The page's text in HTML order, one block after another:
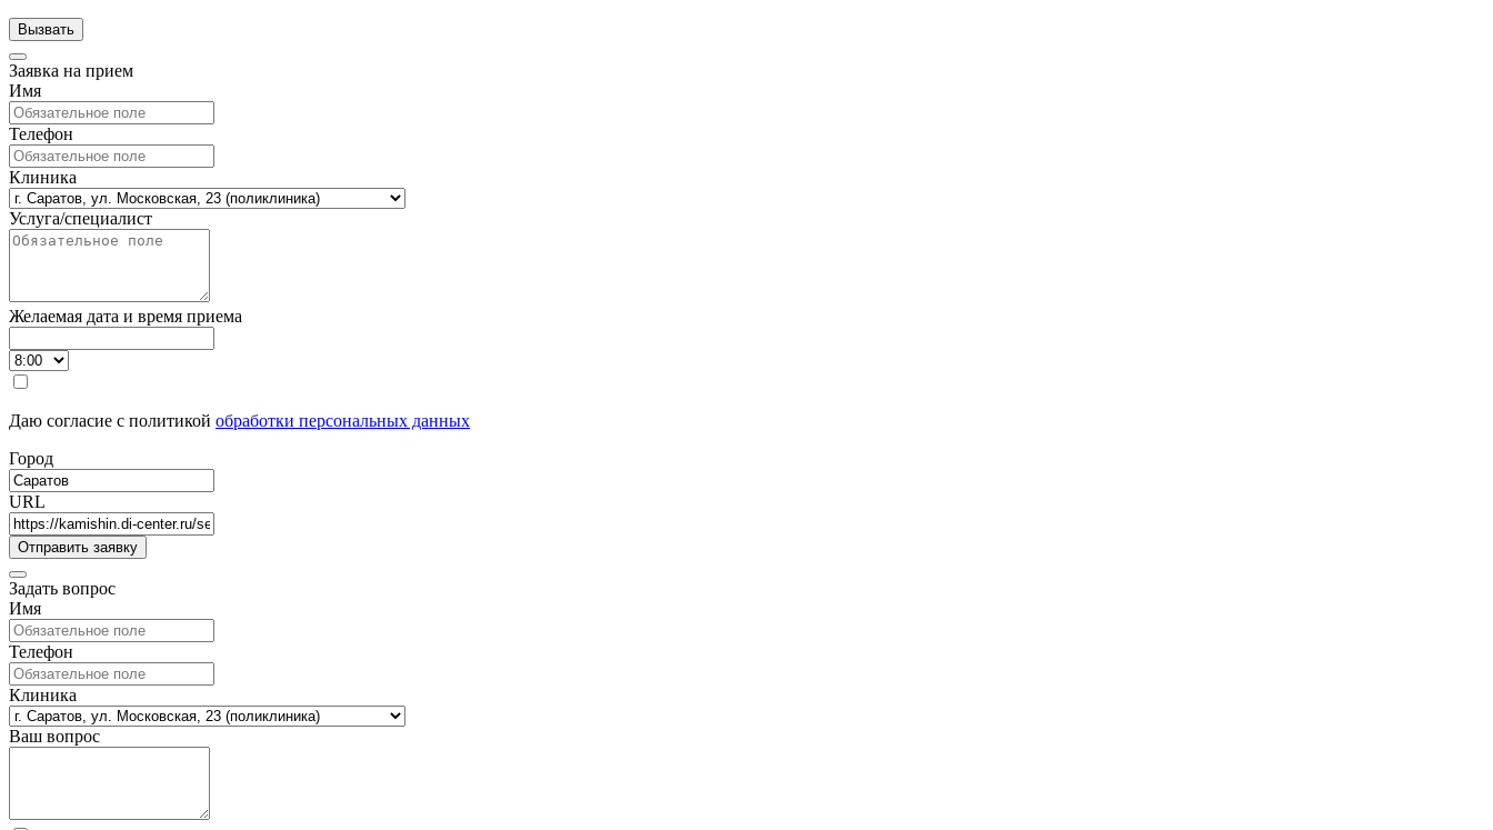
Заявка на прием
Имя
Телефон
Клиника
Услуга/специалист
Желаемая дата и время приема
Даю согласие с политикой обработки персональных данных
Город
URL
Задать вопрос
Имя
Телефон
Клиника
Ваш вопрос